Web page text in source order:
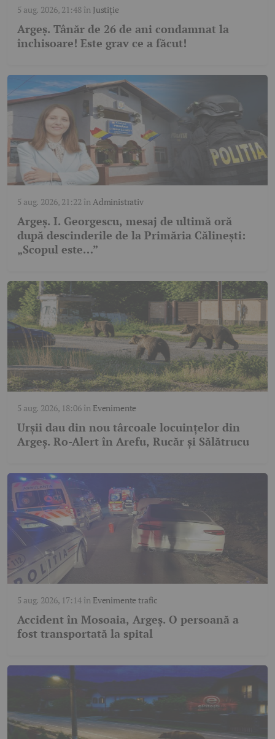
5 aug. 2026, 21:48în Justiție
Argeș. Tânăr de 26 de ani condamnat la
închisoare! Este grav ce a făcut!
5 aug. 2026, 21:22 înAdministrativ
Argeș. I. Georgescu, mesaj de ultimă oră
după descinderile de la Primăria Călinești:
„Scopul este…”
5 aug. 2026, 18:06în Evenimente
Urșii dau din nou târcoale locuințelor din
Argeș. Ro-Alert în Arefu, Rucăr și Sălătrucu
5 aug. 2026, 17:14în Evenimente trafic
Accident în Mosoaia, Argeș. O persoană a
fost transportată la spital